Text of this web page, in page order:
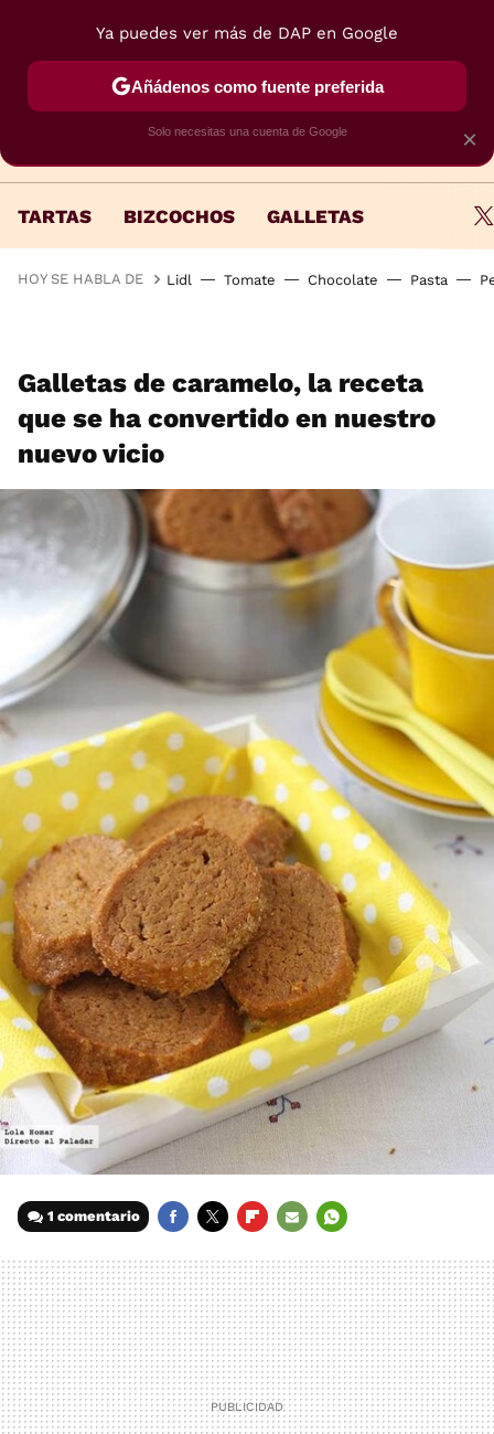
TARTAS BIZCOCHOS GALLETAS
HOY SE HABLA DE Lidl Tomate Chocolate Pasta
Galletas de caramelo, la receta
que se ha convertido en nuestro
nuevo vicio
1 comentario
MAIL
×
Ya puedes ver más de DAP en Google
Añádenos como fuente preferida
Solo necesitas una cuenta de Google